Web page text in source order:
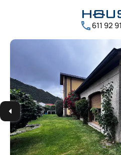
611 92